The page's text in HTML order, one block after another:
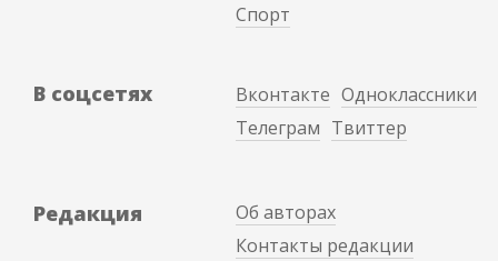
Спорт
В соцсетях Вконтакте Одноклассники
Телеграм Твиттер
Редакция
Об авторах
Контакты редакции